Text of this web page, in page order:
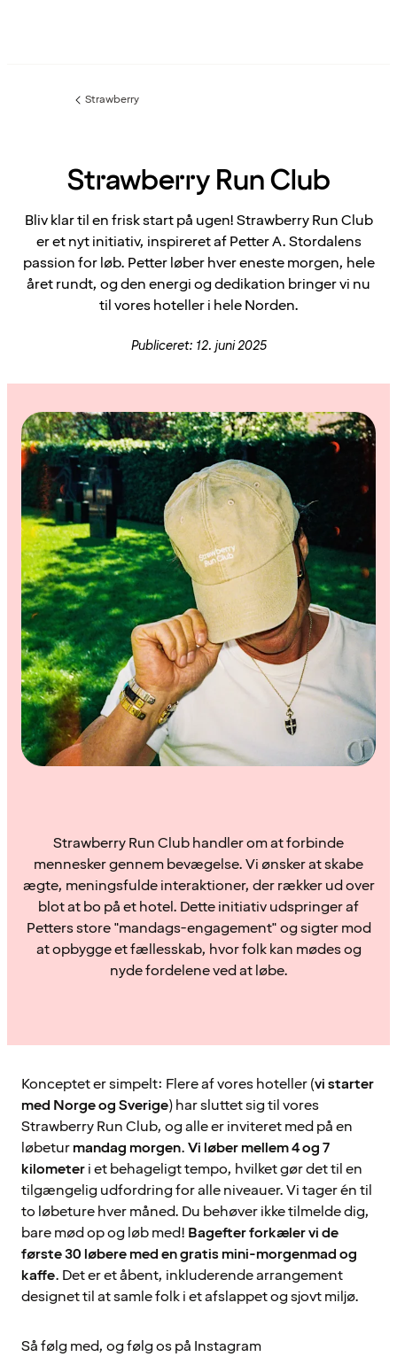
Forrige
Strawberry
Strawberry Run Club
Bliv klar til en frisk start på ugen! Strawberry Run Club
er et nyt initiativ, inspireret af Petter A. Stordalens
passion for løb. Petter løber hver eneste morgen, hele
året rundt, og den energi og dedikation bringer vi nu
til vores hoteller i hele Norden.
Publiceret: 12. juni 2025
Strawberry Run Club handler om at forbinde
mennesker gennem bevægelse. Vi ønsker at skabe
ægte, meningsfulde interaktioner, der rækker ud over
blot at bo på et hotel. Dette initiativ udspringer af
Petters store "mandags-engagement" og sigter mod
at opbygge et fællesskab, hvor folk kan mødes og
nyde fordelene ved at løbe.
Konceptet er simpelt: Flere af vores hoteller (vi starter
med Norge og Sverige) har sluttet sig til vores
Strawberry Run Club, og alle er inviteret med på en
løbeturmandag morgen.Vi løber mellem 4 og 7
kilometeri et behageligt tempo, hvilket gør det til en
tilgængelig udfordring for alle niveauer. Vi tager én til
to løbeture hver måned. Du behøver ikke tilmelde dig,
bare mød op og løb med! Bagefter forkæler vi de
første 30 løbere med en gratis mini-morgenmad og
kaffe. Det er et åbent, inkluderende arrangement
designet til at samle folk i et afslappet og sjovt miljø.
Så følg med, og følg os på Instagram